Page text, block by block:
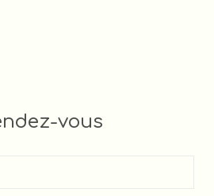
vous